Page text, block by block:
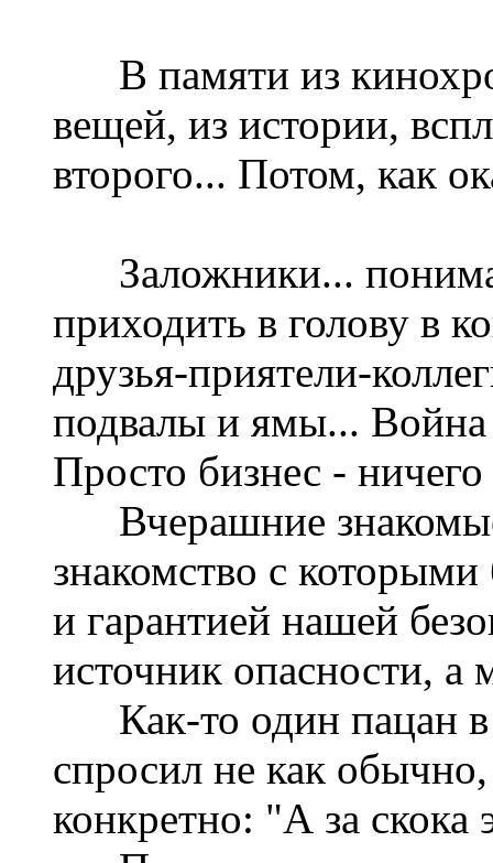
В памяти из
вещей, из истории,
второго... Потом, как
Заложники...
приходить в голову в
друзья-приятели-
подвалы и ямы... Война
Просто бизнес -
Вчерашние
знакомство с
и гарантией нашей
источник опасности, а
Как-то один пацан в
спросил не как
конкретно: "А за скока